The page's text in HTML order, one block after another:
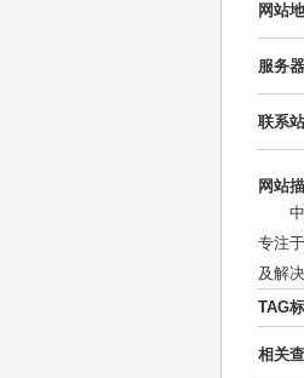
网站
服务
联系
网站
专注
及解
TAG
相关